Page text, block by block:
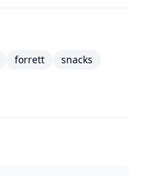
forrett
snacks